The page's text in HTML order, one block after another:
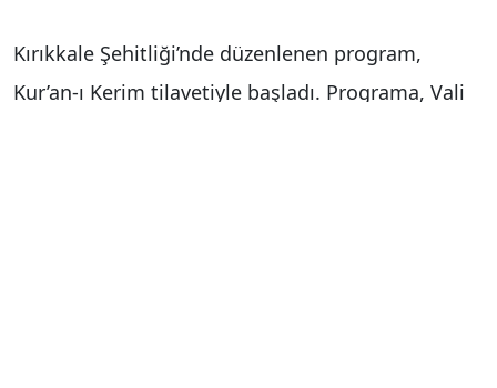
Kırıkkale Şehitliği’nde düzenlenen program,
Kur’an-ı Kerim tilavetiyle başladı. Programa, Vali